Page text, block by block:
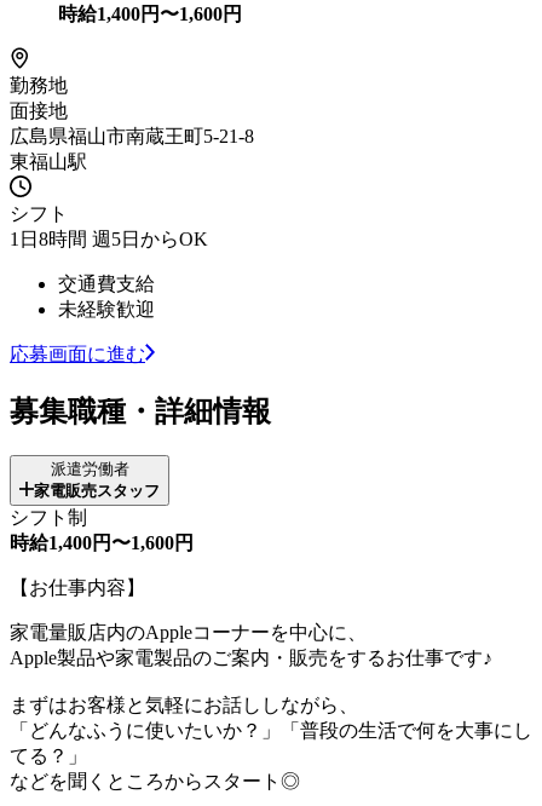
時給1,400円〜1,600円
勤務地
面接地
広島県福山市南蔵王町5-21-8
東福山駅
シフト
1日8時間 週5日からOK
交通費支給
未経験歓迎
応募画面に進む
募集職種・詳細情報
派遣労働者
家電販売スタッフ
シフト制
時給1,400円〜1,600円
【お仕事内容】
家電量販店内のAppleコーナーを中心に、
Apple製品や家電製品のご案内・販売をするお仕事です♪
まずはお客様と気軽にお話ししながら、
「どんなふうに使いたいか？」「普段の生活で何を大事にし
てる？」
などを聞くところからスタート◎